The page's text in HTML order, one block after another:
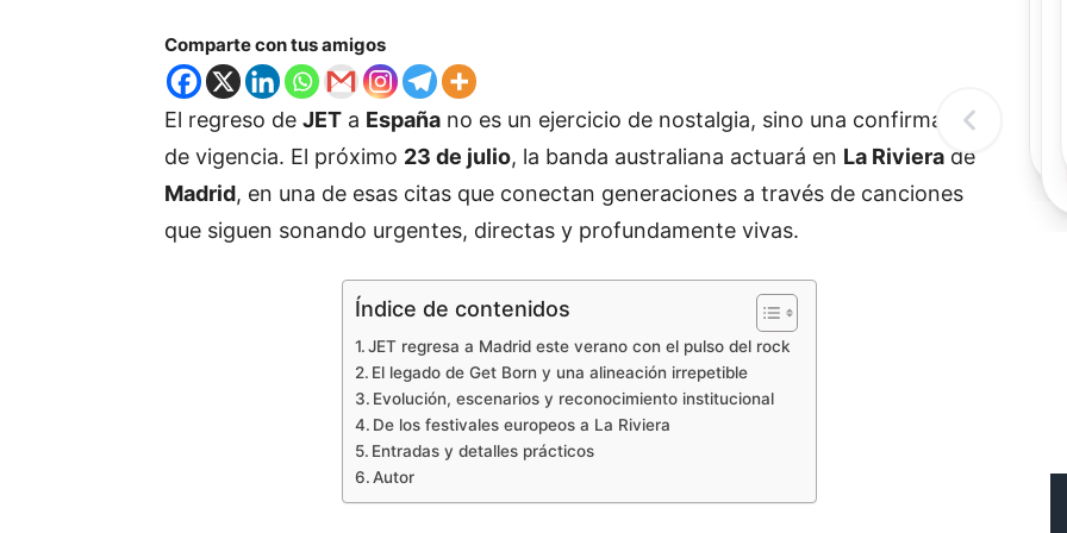
Comparte con tus amigos
El regreso de JET a España no es un ejercicio de nostalgia, sino una confirmación
de vigencia. El próximo 23 de julio, la banda australiana actuará en La Riviera de
Madrid, en una de esas citas que conectan generaciones a través de canciones
que siguen sonando urgentes, directas y profundamente vivas.
Índice de contenidos
JET regresa a Madrid este verano con el pulso del rock
El legado de Get Born y una alineación irrepetible
Evolución, escenarios y reconocimiento institucional
De los festivales europeos a La Riviera
Entradas y detalles prácticos
Autor